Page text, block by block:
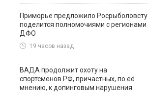
Приморье предложило Росрыболовсту
поделится полномочиями с регионами
ДФО
19 часов назад
ВАДА продолжит охоту на
спортсменов РФ, причастных, по её
мнению, к допинговым нарушения